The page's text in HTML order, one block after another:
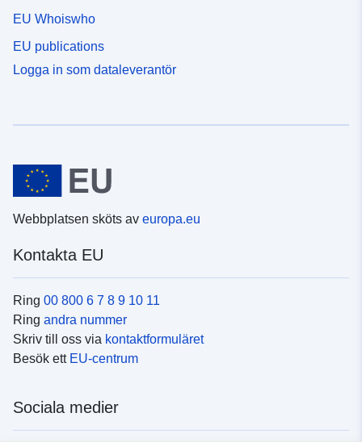
EU Whoiswho
EU publications
Logga in som dataleverantör
Webbplatsen sköts av europa.eu
Kontakta EU
Ring 00 800 6 7 8 9 10 11
Ring andra nummer
Skriv till oss via kontaktformuläret
Besök ett EU-centrum
Sociala medier